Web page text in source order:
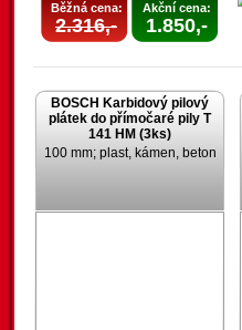
Běžná cena:
2.316,-
Akční cena:
1.850,-
BOSCH Karbidový pilový
plátek do přímočaré pily T
141 HM (3ks)
100 mm; plast, kámen, beton